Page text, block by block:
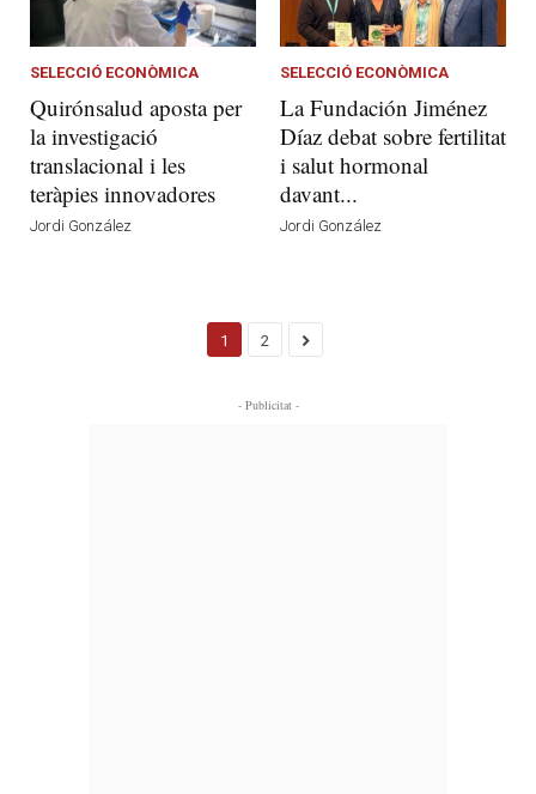
SELECCIÓ ECONÒMICA
Quirónsalud aposta per
la investigació
translacional i les
teràpies innovadores
Jordi González
SELECCIÓ ECONÒMICA
La Fundación Jiménez
Díaz debat sobre fertilitat
i salut hormonal
davant...
Jordi González
1 2
- Publicitat -